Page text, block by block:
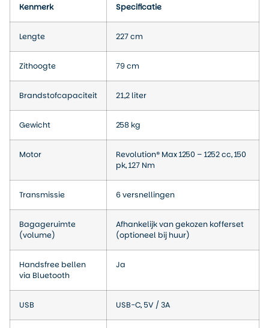
Kenmerk Specificatie
Lengte 227 cm
Zithoogte 79 cm
Brandstofcapaciteit 21,2 liter
Gewicht 258 kg
Motor
Revolution® Max 1250 – 1252 cc, 150
pk, 127 Nm
Transmissie 6 versnellingen
Bagageruimte
(volume)
Afhankelijk van gekozen kofferset
(optioneel bij huur)
Handsfree bellen
via Bluetooth
Ja
USB USB-C, 5V / 3A